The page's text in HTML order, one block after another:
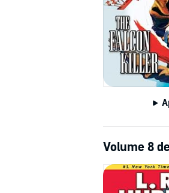
Volume 8